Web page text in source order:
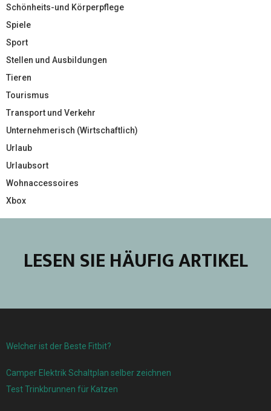
Schönheits-und Körperpflege
Spiele
Sport
Stellen und Ausbildungen
Tieren
Tourismus
Transport und Verkehr
Unternehmerisch (Wirtschaftlich)
Urlaub
Urlaubsort
Wohnaccessoires
Xbox
LESEN SIE HÄUFIG ARTIKEL
Welcher ist der Beste Fitbit?
Camper Elektrik Schaltplan selber zeichnen
Test Trinkbrunnen für Katzen